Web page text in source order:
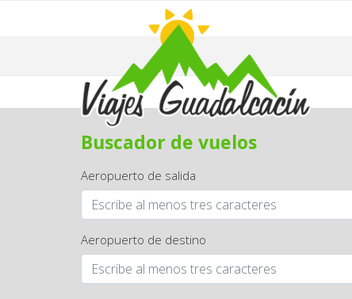
Buscador de vuelos
Aeropuerto de salida
Aeropuerto de destino